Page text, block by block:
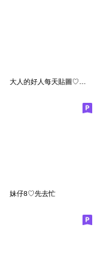
妹仔8♡先去忙